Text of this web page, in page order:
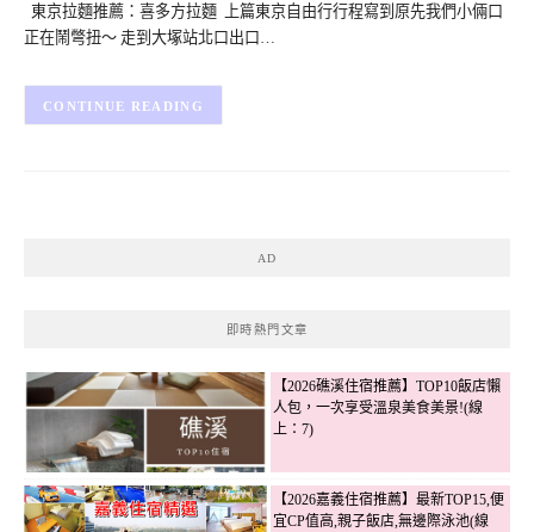
東京拉麵推薦：喜多方拉麵 上篇東京自由行行程寫到原先我們小倆口
正在鬧彆扭～ 走到大塚站北口出口…
CONTINUE READING
AD
即時熱門文章
【2026礁溪住宿推薦】TOP10飯店懶
人包，一次享受溫泉美食美景!(線
上：7)
【2026嘉義住宿推薦】最新TOP15,便
宜CP值高,親子飯店,無邊際泳池(線